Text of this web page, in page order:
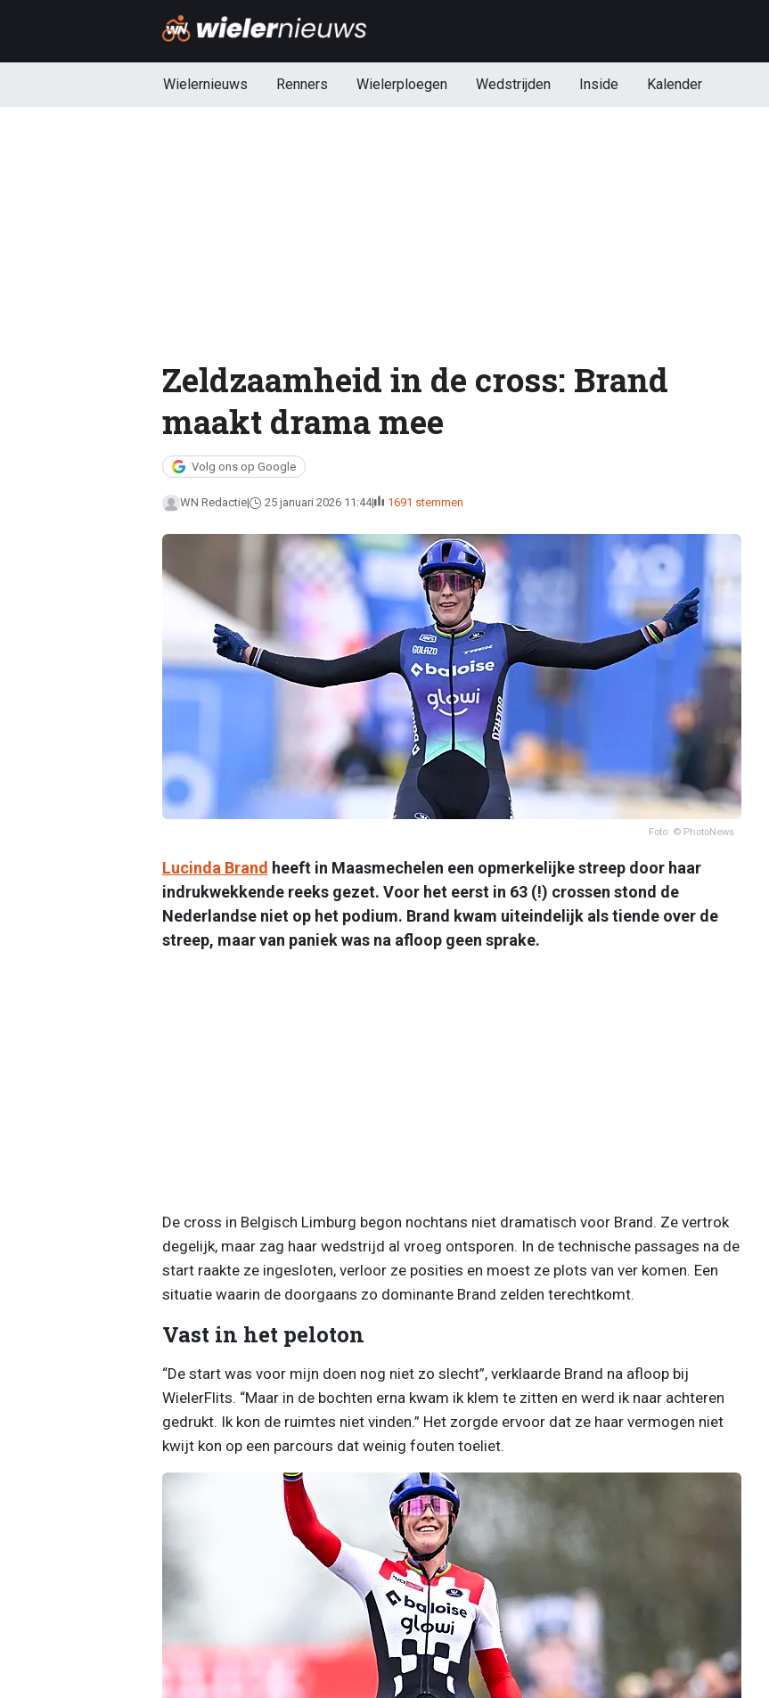
Wielernieuws Renners Wielerploegen Wedstrijden Inside Kalender
Zeldzaamheid in de cross: Brand
maakt drama mee
Volg ons op Google
WN Redactie 25 januari 2026 11:44 1691 stemmen
Foto: © PhotoNews
Lucinda Brand heeft in Maasmechelen een opmerkelijke streep door haar
indrukwekkende reeks gezet. Voor het eerst in 63 (!) crossen stond de
Nederlandse niet op het podium. Brand kwam uiteindelijk als tiende over de
streep, maar van paniek was na afloop geen sprake.
De cross in Belgisch Limburg begon nochtans niet dramatisch voor Brand. Ze vertrok
degelijk, maar zag haar wedstrijd al vroeg ontsporen. In de technische passages na de
start raakte ze ingesloten, verloor ze posities en moest ze plots van ver komen. Een
situatie waarin de doorgaans zo dominante Brand zelden terechtkomt.
Vast in het peloton
“De start was voor mijn doen nog niet zo slecht”, verklaarde Brand na afloop bij
WielerFlits. “Maar in de bochten erna kwam ik klem te zitten en werd ik naar achteren
gedrukt. Ik kon de ruimtes niet vinden.” Het zorgde ervoor dat ze haar vermogen niet
kwijt kon op een parcours dat weinig fouten toeliet.